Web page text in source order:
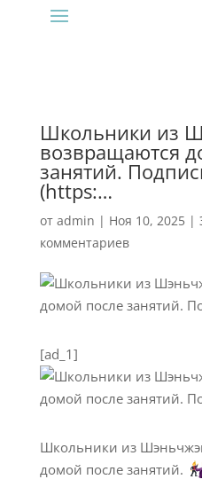
Школьники из
возвращаются
занятий.
(https:…
от admin | Ноя 10, 2025|
комментариев
[ad_1]
Школьники из
домой после занятий.